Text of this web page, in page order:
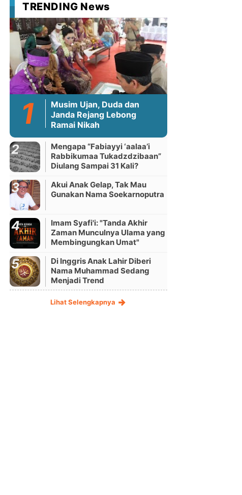
TRENDING News
Musim Ujan, Duda dan
Janda Rejang Lebong
Ramai Nikah
Mengapa “Fabiayyi ‘aalaa’i
Rabbikumaa Tukadzdzibaan”
Diulang Sampai 31 Kali?
Akui Anak Gelap, Tak Mau
Gunakan Nama Soekarnoputra
Imam Syafi'i: "Tanda Akhir
Zaman Munculnya Ulama yang
Membingungkan Umat"
Di Inggris Anak Lahir Diberi
Nama Muhammad Sedang
Menjadi Trend
Lihat Selengkapnya